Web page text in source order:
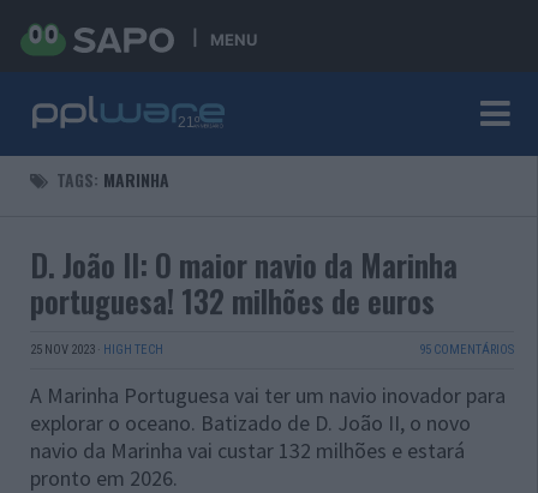
MENU
TAGS: MARINHA
D. João II: O maior navio da Marinha
portuguesa! 132 milhões de euros
25 NOV 2023 · HIGH TECH 95 COMENTÁRIOS
A Marinha Portuguesa vai ter um navio inovador para
explorar o oceano. Batizado de D. João II, o novo
navio da Marinha vai custar 132 milhões e estará
pronto em 2026.